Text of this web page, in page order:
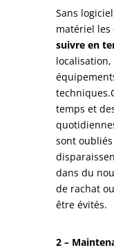
Sans
matériel les
suivre en
localisation,
temps et
sont
dans du
de rachat
être évités.
2 –